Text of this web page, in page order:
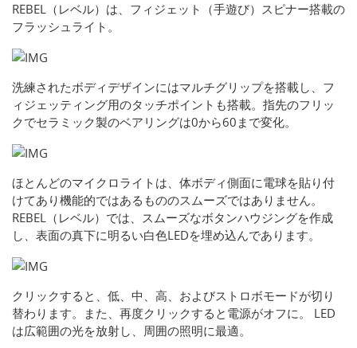
REBEL（レベル）は、フィジェット（手遊び）スピナー搭載の
フラッシュライト。
洗練されたボディデザインにはマルチグリップを搭載し、フ
ィジェッティング用のタッチポイントも搭載。指先のフリッ
クでセラミック製のベアリングは0から60まで変化。
ほとんどのマイクロライトは、体ボディ側面に電球を貼り付
けてあり機能的ではあるもののスムーズではありません。
REBEL（レベル）では、スムーズなボタンハウジングを作成
し、表面の真下に明るい白色LEDを埋め込んであります。
クリックすると、低、中、高、およびストロボモードが切り
替わります。また、再度クリックすると電源がオフに。 LED
は広範囲の光を放射し、周囲の照明に最適。